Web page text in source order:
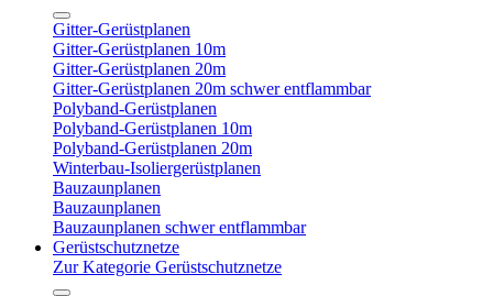
Gitter-Gerüstplanen
Gitter-Gerüstplanen 10m
Gitter-Gerüstplanen 20m
Gitter-Gerüstplanen 20m schwer entflammbar
Polyband-Gerüstplanen
Polyband-Gerüstplanen 10m
Polyband-Gerüstplanen 20m
Winterbau-Isoliergerüstplanen
Bauzaunplanen
Bauzaunplanen
Bauzaunplanen schwer entflammbar
Gerüstschutznetze
Zur Kategorie Gerüstschutznetze